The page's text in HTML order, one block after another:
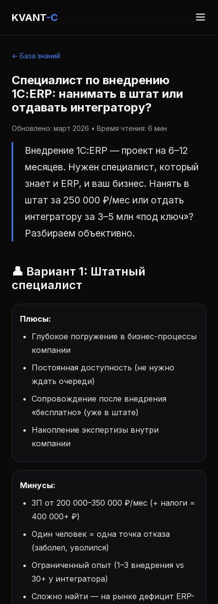
KVANT-C
← База знаний
Специалист по внедрению
1С:ERP: нанимать в штат или
отдавать интегратору?
Обновлено: март 2026 • Время чтения: 6 мин
Внедрение 1С:ERP — проект на 6–12
месяцев. Нужен специалист, который
знает и ERP, и ваш бизнес. Нанять в
штат за 250 000 ₽/мес или отдать
интегратору за 3–5 млн «под ключ»?
Разбираем объективно.
👤 Вариант 1: Штатный
специалист
Плюсы:
Глубокое погружение в бизнес-процессы
компании
Постоянная доступность (не нужно
ждать очереди)
Сопровождение после внедрения
«бесплатно» (уже в штате)
Накопление экспертизы внутри
компании
Минусы:
ЗП от 200 000–350 000 ₽/мес (+ налоги =
400 000+ ₽)
Один человек = одна точка отказа
(заболел, уволился)
Ограниченный опыт (1–3 внедрения vs
30+ у интегратора)
Сложно найти — на рынке дефицит ERP-